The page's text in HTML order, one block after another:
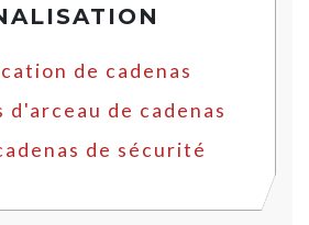
de cadenas
d'arceau de cadenas
de sécurité